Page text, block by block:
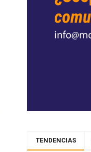
TENDENCIAS